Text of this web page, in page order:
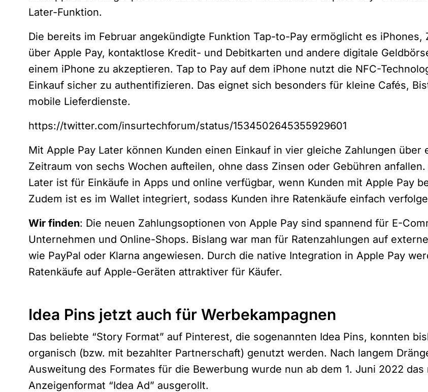
Later-Funktion.
Die bereits im Februar angekündigte Funktion Tap-to-Pay ermöglicht es iPhones,
über Apple Pay, kontaktlose Kredit- und Debitkarten und andere digitale
einem iPhone zu akzeptieren. Tap to Pay auf dem iPhone nutzt die NFC-
Einkauf sicher zu authentifizieren. Das eignet sich besonders für kleine Cafés,
mobile Lieferdienste.
https://twitter.com/insurtechforum/status/1534502645355929601
Mit Apple Pay Later können Kunden einen Einkauf in vier gleiche Zahlungen über
Zeitraum von sechs Wochen aufteilen, ohne dass Zinsen oder Gebühren anfallen.
Later ist für Einkäufe in Apps und online verfügbar, wenn Kunden mit Apple Pay
Zudem ist es im Wallet integriert, sodass Kunden ihre Ratenkäufe einfach
Wir finden: Die neuen Zahlungsoptionen von Apple Pay sind spannend für E-
Unternehmen und Online-Shops. Bislang war man für Ratenzahlungen auf
wie PayPal oder Klarna angewiesen. Durch die native Integration in Apple Pay
Ratenkäufe auf Apple-Geräten attraktiver für Käufer.
Idea Pins jetzt auch für Werbekampagnen
Das beliebte “Story Format” auf Pinterest, die sogenannten Idea Pins, konnten
organisch (bzw. mit bezahlter Partnerschaft) genutzt werden. Nach langem
Ausweitung des Formates für die Bewerbung wurde nun ab dem 1. Juni 2022 das
Anzeigenformat “Idea Ad” ausgerollt.